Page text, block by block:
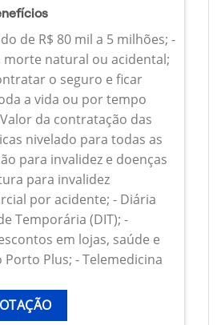
de R$ 80 mil a 5 milhões; -
natural ou acidental;
o seguro e ficar
a vida ou por tempo
da contratação das
nivelado para todas as
para invalidez e doenças
para invalidez
por acidente; - Diária
Temporária (DIT); -
em lojas, saúde e
Plus; - Telemedicina